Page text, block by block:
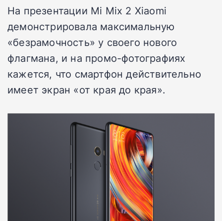
На презентации Mi Mix 2 Xiaomi
демонстрировала максимальную
«безрамочность» у своего нового
флагмана, и на промо-фотографиях
кажется, что смартфон действительно
имеет экран «от края до края».